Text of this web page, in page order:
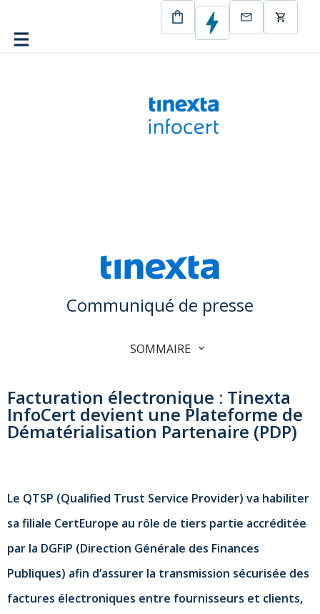
Facturation électronique : InfoCert devient une
Plateforme de Dématérialisation Partenaire (PDP)
Communiqué de presse
SOMMAIRE
Facturation électronique : Tinexta
InfoCert devient une Plateforme de
Dématérialisation Partenaire (PDP)
Le QTSP (Qualified Trust Service Provider) va habiliter
sa filiale CertEurope au rôle de tiers partie accréditée
par la DGFiP (Direction Générale des Finances
Publiques) afin d’assurer la transmission sécurisée des
factures électroniques entre fournisseurs et clients,